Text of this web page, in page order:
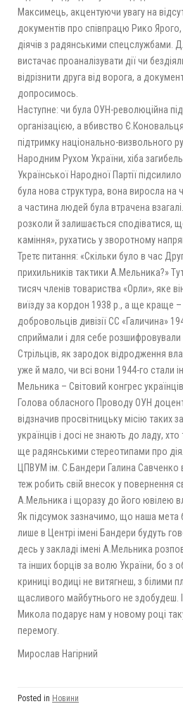
Максимець, акцентуючи увагу на
документів про співпрацю Рико
діячів з радянськими спецслужбами.
вистачає проаналізувати дії чи
відрізнити друга від ворога, а
допросимось.
Наступне: чи була ОУН-революційна
організацією, а вбивство
підтримку національно-визвольного
Народним Рухом України, хіба
Української Народної Партії
була нова структура, вона виросла на
а частина людей була втрачена
розколи й залишається сподіватися,
каміння», рухатись у зворотному
Третє питання: «Скільки було в час
прихильників тактики А.Мельника?»
тисяч членів товариства «Орли», яке
виїзду за кордон 1938 р., а ще краще –
добровольців дивізії СС «Галичина»
сприймали і для себе розшифровували
Стрільців, як зародок відродження
уже й мало, чи всі вони 1944-го стали
Мельника – Світовий конгрес
Голова обласного Проводу ОУН
відзначив просвітницьку місію таких
українців і досі не знають до ладу,
ще радянськими стереотипами про
ЦПВУМ ім. С.Бандери Галина Савченко
теж робить свій внесок у повернення
А.Мельника і щоразу до його ювілею
Як підсумок зазначимо, що наша мета
лише в Центрі імені Бандери будуть
десь у закладі імені А.Мельника
та інших борців за волю України, бо з
криниці водиці не витягнеш, з білими
щасливого майбутнього не здобудеш.
Микола подарує нам у новому році
перемогу.
Мирослав Нагірний
Posted in Новини